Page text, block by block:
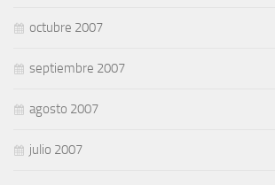
octubre 2007
septiembre 2007
agosto 2007
julio 2007